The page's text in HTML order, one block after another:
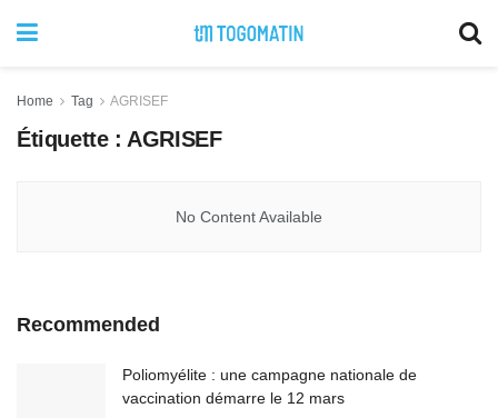
Home Tag AGRISEF
Étiquette : AGRISEF
No Content Available
Recommended
Poliomyélite : une campagne nationale de
vaccination démarre le 12 mars